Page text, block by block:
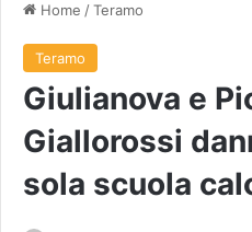
Home /Teramo
Teramo
Giulianova e
Giallorossi
sola scuola